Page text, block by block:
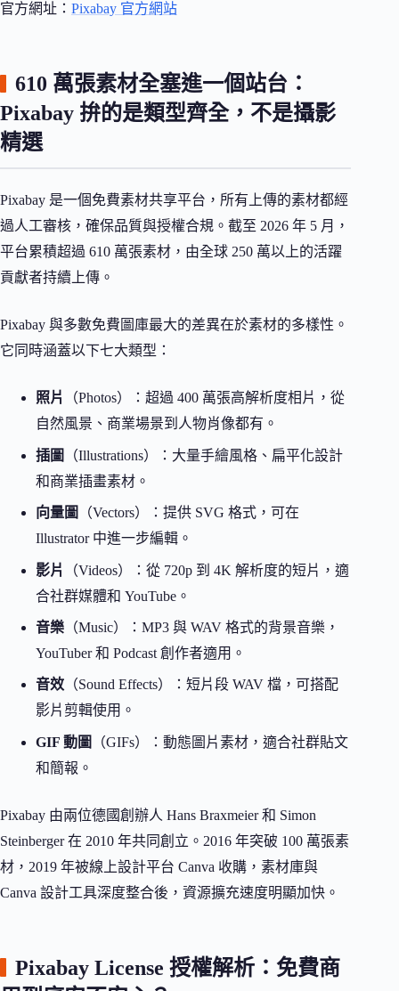
官方網址： Pixabay 官方網站
610 萬張素材全塞進一個站台：
Pixabay 拚的是類型齊全，不是攝影
精選
Pixabay 是一個免費素材共享平台，所有上傳的素材都經
過人工審核，確保品質與授權合規。截至 2026 年 5 月，
平台累積超過 610 萬張素材，由全球 250 萬以上的活躍
貢獻者持續上傳。
Pixabay 與多數免費圖庫最大的差異在於素材的多樣性。
它同時涵蓋以下七大類型：
照片
（Photos）：超過 400 萬張高解析度相片，從
自然風景、商業場景到人物肖像都有。
插圖
（Illustrations）：大量手繪風格、扁平化設計
和商業插畫素材。
向量圖
（Vectors）：提供 SVG 格式，可在
Illustrator 中進一步編輯。
影片
（Videos）：從 720p 到 4K 解析度的短片，適
合社群媒體和 YouTube。
音樂 （Music）：MP3 與 WAV 格式的背景音樂，
YouTuber 和 Podcast 創作者適用。
音效 （Sound Effects）：短片段 WAV 檔，可搭配
影片剪輯使用。
GIF 動圖
（GIFs）：動態圖片素材，適合社群貼文
和簡報。
Pixabay 由兩位德國創辦人 Hans Braxmeier 和 Simon
Steinberger 在 2010 年共同創立。2016 年突破 100 萬張素
材，2019 年被線上設計平台 Canva 收購，素材庫與
Canva 設計工具深度整合後，資源擴充速度明顯加快。
Pixabay License 授權解析：免費商